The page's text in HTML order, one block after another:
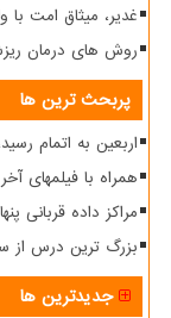
غدیر، میثاق امت با
روش های درمان
پربحث ترین ها
اربعین به اتمام
همراه با فیلمهای
مراکز داده قربانی
بزرگ ترین درس از
جدیدترین ها